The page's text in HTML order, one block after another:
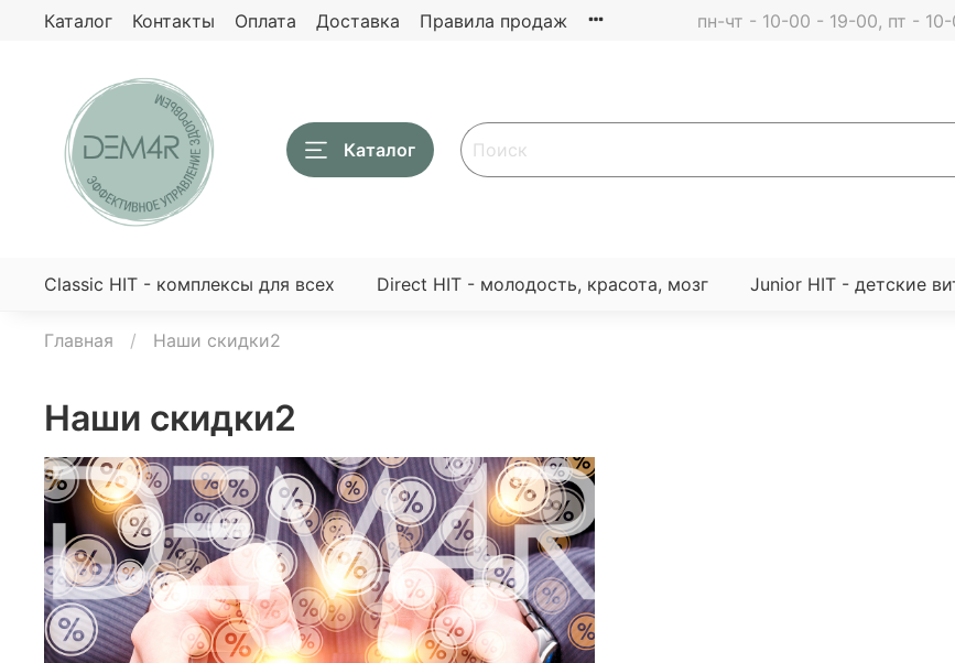
Каталог Контакты Оплата Доставка Правила продаж пн-чт - 10-00 - 19-00, пт -
Каталог
Classic HIT - комплексы для всех Direct HIT - молодость, красота, мозг Junior HIT - детские
Главная Наши скидки2
Наши скидки2